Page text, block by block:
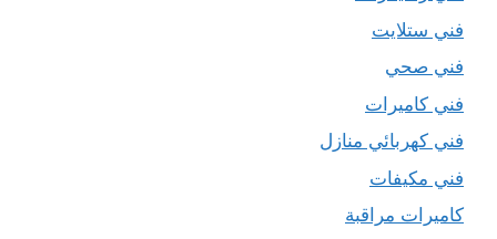
فني ستلايت
فني صحي
فني كاميرات
فني كهربائي منازل
فني مكيفات
كاميرات مراقبة